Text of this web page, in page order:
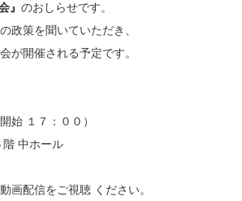
』 のおしらせです。
政策を聞いていただき、
が開催される予定です。
始 １７：００）
中ホール
画配信をご視聴 ください。